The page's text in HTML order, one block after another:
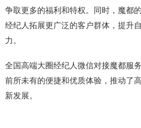
争取更多的福利和特权。同时，魔都
经纪人拓展更广泛的客户群体，提升
力。
全国高端大圈经纪人微信对接魔都服
前所未有的便捷和优质体验，推动了
新发展。